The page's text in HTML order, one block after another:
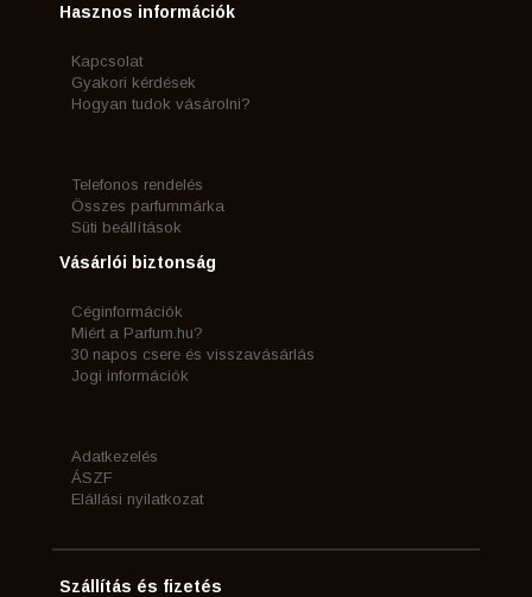
Hasznos információk
Kapcsolat
Gyakori kérdések
Hogyan tudok vásárolni?
Telefonos rendelés
Összes parfummárka
Süti beállítások
Vásárlói biztonság
Céginformációk
Miért a Parfum.hu?
30 napos csere és visszavásárlás
Jogi információk
Adatkezelés
ÁSZF
Elállási nyilatkozat
Szállítás és fizetés